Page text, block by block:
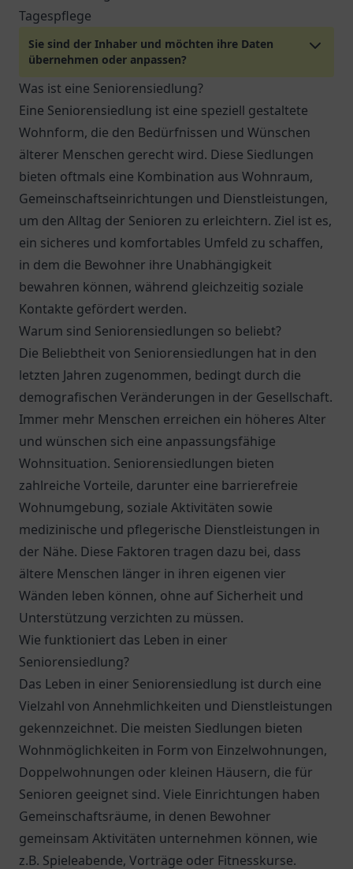
Tagespflege
Sie sind der Inhaber und möchten ihre Daten
übernehmen oder anpassen?
Was ist eine Seniorensiedlung?
Eine Seniorensiedlung ist eine speziell gestaltete
Wohnform, die den Bedürfnissen und Wünschen
älterer Menschen gerecht wird. Diese Siedlungen
bieten oftmals eine Kombination aus Wohnraum,
Gemeinschaftseinrichtungen und Dienstleistungen,
um den Alltag der Senioren zu erleichtern. Ziel ist es,
ein sicheres und komfortables Umfeld zu schaffen,
in dem die Bewohner ihre Unabhängigkeit
bewahren können, während gleichzeitig soziale
Kontakte gefördert werden.
Warum sind Seniorensiedlungen so beliebt?
Die Beliebtheit von Seniorensiedlungen hat in den
letzten Jahren zugenommen, bedingt durch die
demografischen Veränderungen in der Gesellschaft.
Immer mehr Menschen erreichen ein höheres Alter
und wünschen sich eine anpassungsfähige
Wohnsituation. Seniorensiedlungen bieten
zahlreiche Vorteile, darunter eine barrierefreie
Wohnumgebung, soziale Aktivitäten sowie
medizinische und pflegerische Dienstleistungen in
der Nähe. Diese Faktoren tragen dazu bei, dass
ältere Menschen länger in ihren eigenen vier
Wänden leben können, ohne auf Sicherheit und
Unterstützung verzichten zu müssen.
Wie funktioniert das Leben in einer
Seniorensiedlung?
Das Leben in einer Seniorensiedlung ist durch eine
Vielzahl von Annehmlichkeiten und Dienstleistungen
gekennzeichnet. Die meisten Siedlungen bieten
Wohnmöglichkeiten in Form von Einzelwohnungen,
Doppelwohnungen oder kleinen Häusern, die für
Senioren geeignet sind. Viele Einrichtungen haben
Gemeinschaftsräume, in denen Bewohner
gemeinsam Aktivitäten unternehmen können, wie
z.B. Spieleabende, Vorträge oder Fitnesskurse.